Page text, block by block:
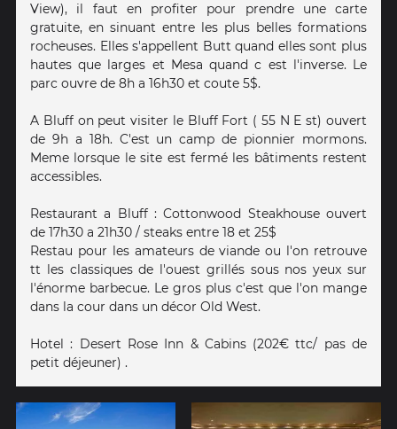
View), il faut en profiter pour prendre une carte
gratuite, en sinuant entre les plus belles formations
rocheuses. Elles s'appellent Butt quand elles sont plus
hautes que larges et Mesa quand c est l'inverse. Le
parc ouvre de 8h a 16h30 et coute 5$.
A Bluff on peut visiter le Bluff Fort ( 55 N E st) ouvert
de 9h a 18h. C'est un camp de pionnier mormons.
Meme lorsque le site est fermé les bâtiments restent
accessibles.
Restaurant a Bluff : Cottonwood Steakhouse ouvert
de 17h30 a 21h30 / steaks entre 18 et 25$
Restau pour les amateurs de viande ou l'on retrouve
tt les classiques de l'ouest grillés sous nos yeux sur
l'énorme barbecue. Le gros plus c'est que l'on mange
dans la cour dans un décor Old West.
Hotel : Desert Rose Inn & Cabins (202€ ttc/ pas de
petit déjeuner) .